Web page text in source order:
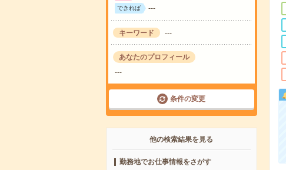
できれば ---
キーワード ---
あなたのプロフィール
---
条件の変更
他の検索結果を見る
勤務地でお仕事情報をさがす